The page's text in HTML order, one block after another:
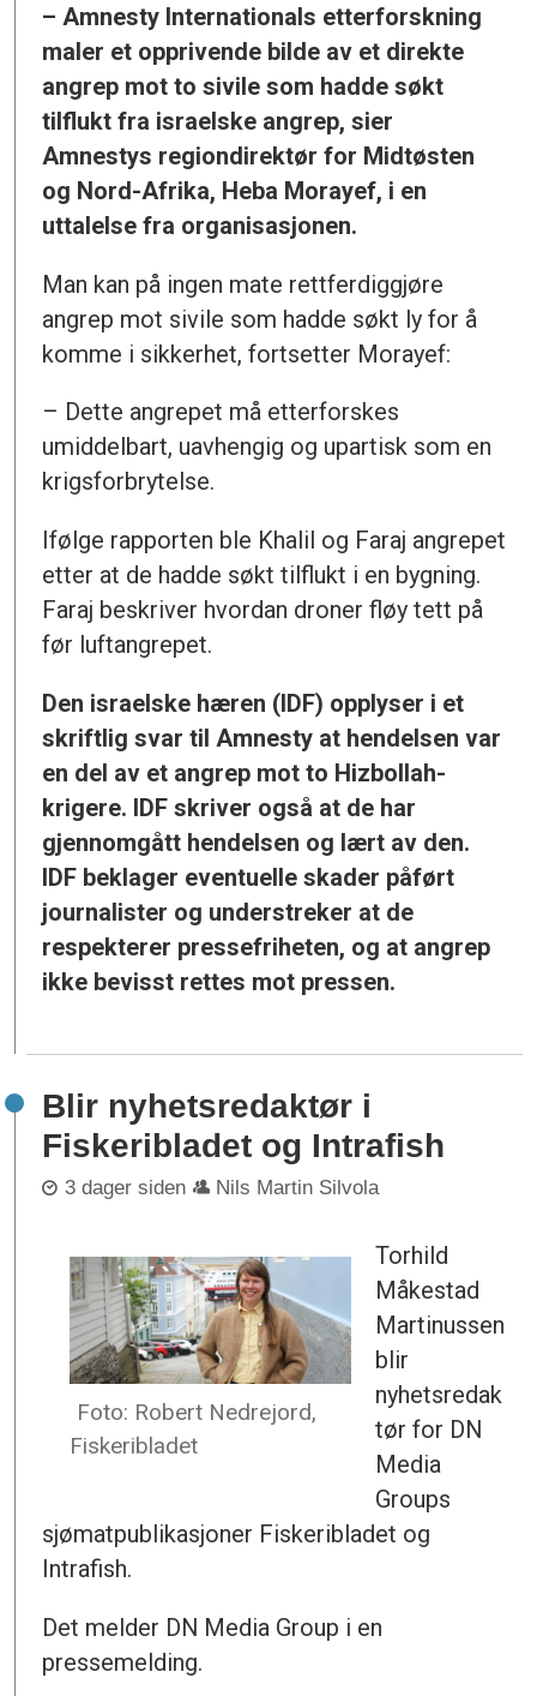
– Amnesty Internationals etterforskning
maler et opprivende bilde av et direkte
angrep mot to sivile som hadde søkt
tilflukt fra israelske angrep, sier
Amnestys regiondirektør for Midtøsten
og Nord-Afrika, Heba Morayef, i en
uttalelse fra organisasjonen.
Man kan på ingen mate rettferdiggjøre
angrep mot sivile som hadde søkt ly for å
komme i sikkerhet, fortsetter Morayef:
– Dette angrepet må etterforskes
umiddelbart, uavhengig og upartisk som en
krigsforbrytelse.
Ifølge rapporten ble Khalil og Faraj angrepet
etter at de hadde søkt tilflukt i en bygning.
Faraj beskriver hvordan droner fløy tett på
før luftangrepet.
Den israelske hæren (IDF) opplyser i et
skriftlig svar til Amnesty at hendelsen var
en del av et angrep mot to Hizbollah-
krigere. IDF skriver også at de har
gjennomgått hendelsen og lært av den.
IDF beklager eventuelle skader påført
journalister og understreker at de
respekterer pressefriheten, og at angrep
ikke bevisst rettes mot pressen.
Blir nyhetsredaktør i
Fiskeribladet og Intrafish
3 dager siden Nils Martin Silvola
Foto: Robert Nedrejord,
Fiskeribladet
Torhild
Måkestad
Martinussen
blir
nyhetsredak
tør for DN
Media
Groups
sjømatpublikasjoner Fiskeribladet og
Intrafish.
Det melder DN Media Group i en
pressemelding.